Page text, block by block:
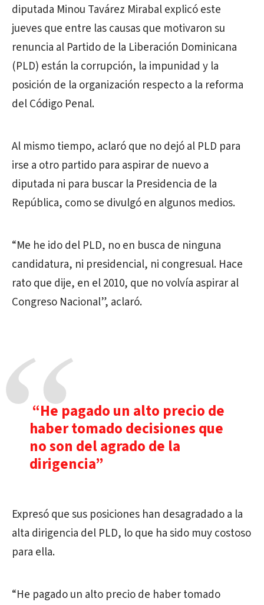
diputada Minou Tavárez Mirabal explicó este
jueves que entre las causas que motivaron su
renuncia al Partido de la Liberación Dominicana
(PLD) están la corrupción, la impunidad y la
posición de la organización respecto a la reforma
del Código Penal.
Al mismo tiempo, aclaró que no dejó al PLD para
irse a otro partido para aspirar de nuevo a
diputada ni para buscar la Presidencia de la
República, como se divulgó en algunos medios.
“Me he ido del PLD, no en busca de ninguna
candidatura, ni presidencial, ni congresual. Hace
rato que dije, en el 2010, que no volvía aspirar al
Congreso Nacional”, aclaró.
“He pagado un alto precio de
haber tomado decisiones que
no son del agrado de la
dirigencia”
Expresó que sus posiciones han desagradado a la
alta dirigencia del PLD, lo que ha sido muy costoso
para ella.
“He pagado un alto precio de haber tomado